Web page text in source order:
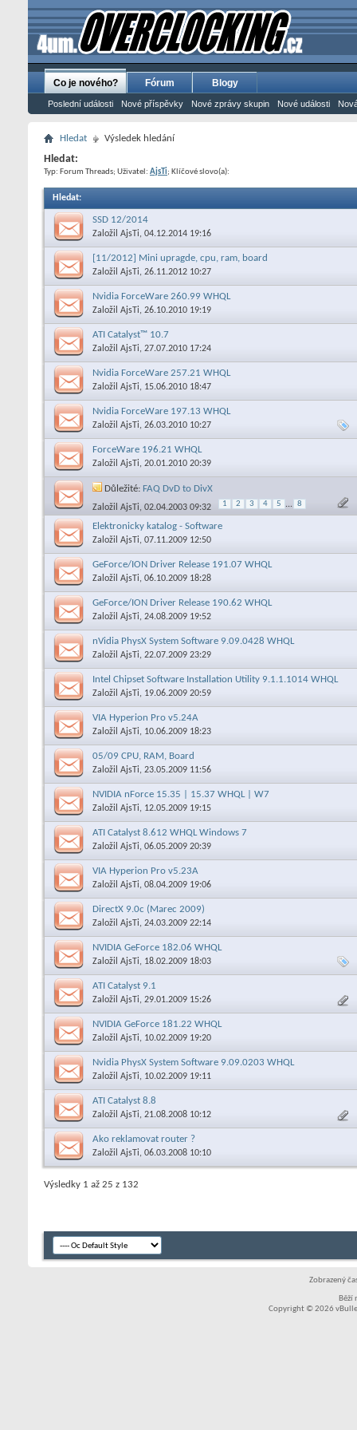
Co je nového?
Poslední události Nové příspěvky Nové zprávy skupin Nové události
Fórum Blogy
Hledat Výsledek hledání
Hledat:
Typ: Forum Threads; Uživatel: AjsTi; Klíčové slovo(a):
Hledat:
SSD 12/2014
Založil AjsTi, 04.12.2014 19:16
[11/2012] Mini upragde, cpu, ram, board
Založil AjsTi, 26.11.2012 10:27
Nvidia ForceWare 260.99 WHQL
Založil AjsTi, 26.10.2010 19:19
ATI Catalyst™ 10.7
Založil AjsTi, 27.07.2010 17:24
Nvidia ForceWare 257.21 WHQL
Založil AjsTi, 15.06.2010 18:47
Nvidia ForceWare 197.13 WHQL
Založil AjsTi, 26.03.2010 10:27
ForceWare 196.21 WHQL
Založil AjsTi, 20.01.2010 20:39
Důležité: FAQ DvD to DivX
Založil AjsTi, 02.04.2003 09:32 1 2 3 4 5 ... 8
Elektronicky katalog - Software
Založil AjsTi, 07.11.2009 12:50
GeForce/ION Driver Release 191.07 WHQL
Založil AjsTi, 06.10.2009 18:28
GeForce/ION Driver Release 190.62 WHQL
Založil AjsTi, 24.08.2009 19:52
nVidia PhysX System Software 9.09.0428 WHQL
Založil AjsTi, 22.07.2009 23:29
Intel Chipset Software Installation Utility 9.1.1.1014 WHQL
Založil AjsTi, 19.06.2009 20:59
VIA Hyperion Pro v5.24A
Založil AjsTi, 10.06.2009 18:23
05/09 CPU, RAM, Board
Založil AjsTi, 23.05.2009 11:56
NVIDIA nForce 15.35 | 15.37 WHQL | W7
Založil AjsTi, 12.05.2009 19:15
ATI Catalyst 8.612 WHQL Windows 7
Založil AjsTi, 06.05.2009 20:39
VIA Hyperion Pro v5.23A
Založil AjsTi, 08.04.2009 19:06
DirectX 9.0c (Marec 2009)
Založil AjsTi, 24.03.2009 22:14
NVIDIA GeForce 182.06 WHQL
Založil AjsTi, 18.02.2009 18:03
ATI Catalyst 9.1
Založil AjsTi, 29.01.2009 15:26
NVIDIA GeForce 181.22 WHQL
Založil AjsTi, 10.02.2009 19:20
Nvidia PhysX System Software 9.09.0203 WHQL
Založil AjsTi, 10.02.2009 19:11
ATI Catalyst 8.8
Založil AjsTi, 21.08.2008 10:12
Ako reklamovat router ?
Založil AjsTi, 06.03.2008 10:10
Výsledky 1 až 25 z 132
Zobrazený
Běží
Copyright © 2026